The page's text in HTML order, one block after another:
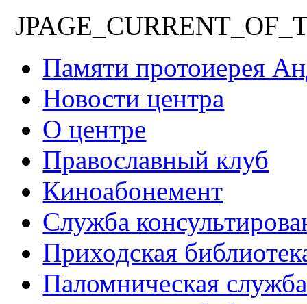
Памяти протоиерея
Новости центра
О центре
Православный клуб
Киноабонемент
Служба
Приходская
Паломническая служба